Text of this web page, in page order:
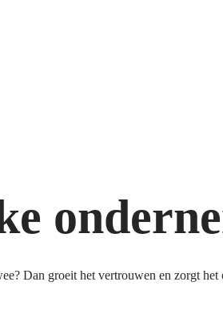
Dan groeit het vertrouwen en zorgt